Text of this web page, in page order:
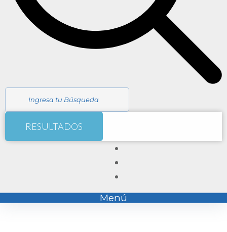
RESULTADOS
Menú